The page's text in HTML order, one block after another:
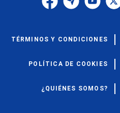
TÉRMINOS Y CONDICIONES
POLÍTICA DE COOKIES
¿QUIÉNES SOMOS?